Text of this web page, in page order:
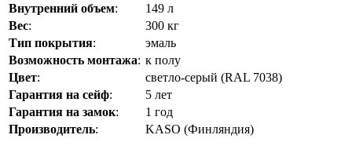
Внутренний объем:
149 л
Вес:
300 кг
Тип покрытия:
эмаль
Возможность монтажа: к полу
Цвет:
светло-серый (RAL 7038)
Гарантия на сейф:
5 лет
Гарантия на замок:
1 год
Производитель: KASO (Финляндия)